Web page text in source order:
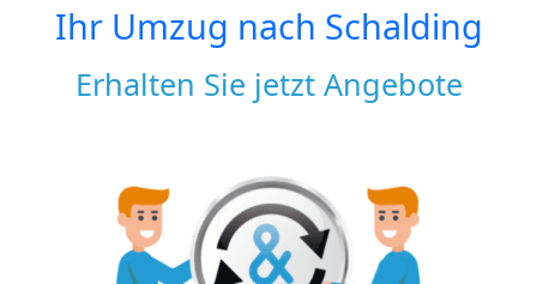
Ihr Umzug nach Schalding
Erhalten Sie jetzt Angebote